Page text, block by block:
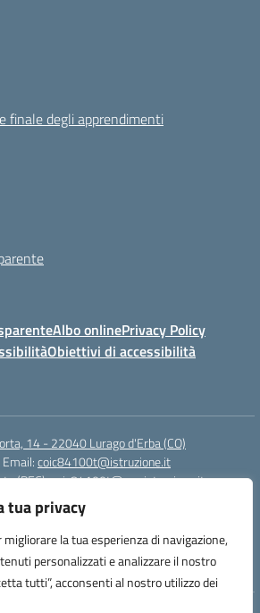
tua privacy
la tua esperienza di navigazione,
personalizzati e analizzare il nostro
tutti”, acconsenti al nostro utilizzo dei
finale degli apprendimenti
Albo onlinePrivacy Policy
Obiettivi di accessibilità
14 - 22040 Lurago d'Erba (CO)
Email:coic84100t@istruzione.it
(PEC):coic84100t@pec.istruzione.it
COIC84100T
(CUF): UFKWZ7